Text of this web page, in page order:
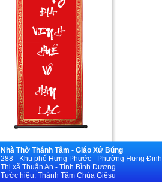
Nhà Thờ Thánh Tâm - Giáo Xứ Búng
288 - Khu phố Hưng Phước - Phường Hưng Định
Thị xã Thuận An - Tỉnh Bình Dương
Tước hiệu: Thánh Tâm Chúa Giêsu